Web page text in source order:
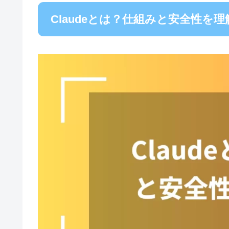
Claudeとは？仕組みと安全性を理